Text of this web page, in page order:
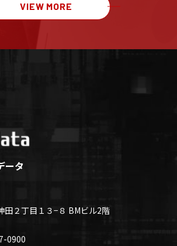
VIEW MORE
ータ
田２丁目１３−８ BMビル2階
0900